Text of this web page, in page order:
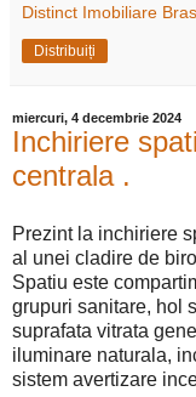
Distinct Imobiliare
Distribuiți
miercuri, 4 decembrie 2024
Inchiriere
centrala .
Prezint la inchiriere
al unei cladire de
Spatiu este
grupuri sanitare, hol
suprafata vitrata
iluminare naturala,
sistem avertizare